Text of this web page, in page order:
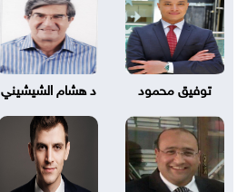
توفيق محمود د هشام الشيشيني